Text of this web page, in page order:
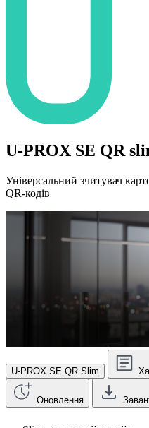
U-PROX SE QR
Універсальний зчитувач
QR-кодів
U-PROX SE QR Slim
Оновлення